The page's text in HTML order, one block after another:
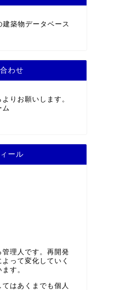
築物データベース
わせ
りお願いします。
ム
ール
理人です。再開発
って変化していく
す。
はあくまでも個人